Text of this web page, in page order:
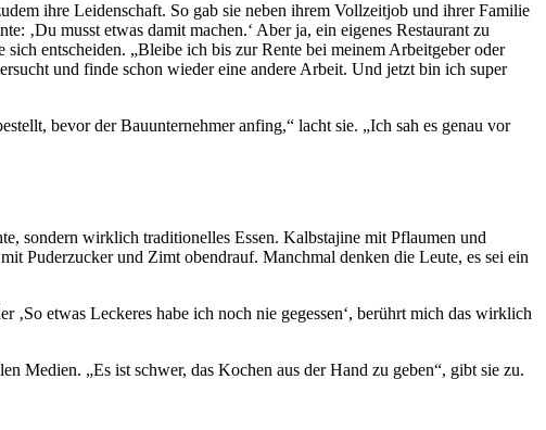
ihre Leidenschaft. So gab sie neben ihrem Vollzeitjob und ihrer Familie
‚Du musst etwas damit machen.‘ Aber ja, ein eigenes Restaurant zu
entscheiden. „Bleibe ich bis zur Rente bei meinem Arbeitgeber oder
und finde schon wieder eine andere Arbeit. Und jetzt bin ich super
bevor der Bauunternehmer anfing,“ lacht sie. „Ich sah es genau vor
sondern wirklich traditionelles Essen. Kalbstajine mit Pflaumen und
Puderzucker und Zimt obendrauf. Manchmal denken die Leute, es sei ein
‚So etwas Leckeres habe ich noch nie gegessen‘, berührt mich das wirklich
Medien. „Es ist schwer, das Kochen aus der Hand zu geben“, gibt sie zu.